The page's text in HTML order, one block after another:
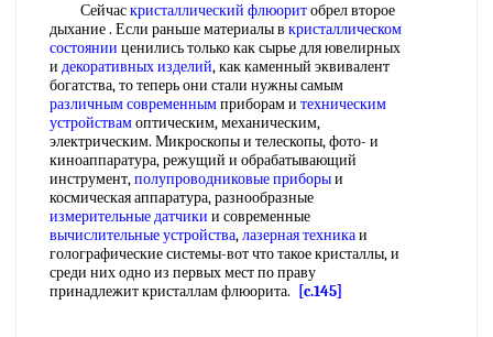
Сейчаскристаллический флюоритобрел второе
дыхание . Если раньше материалы в кристаллическом
состоянии ценились только как сырье для ювелирных
и декоративных изделий, как каменный эквивалент
богатства, то теперь они стали нужны самым
различным современнымприборам и техническим
устройствамоптическим, механическим,
электрическим. Микроскопы и телескопы, фото- и
киноаппаратура, режущий и обрабатывающий
инструмент,полупроводниковые приборыи
космическая аппаратура, разнообразные
измерительные датчики и современные
вычислительные устройства,лазерная техникаи
голографические системы-вот что такое кристаллы, и
среди них одно из первых мест по праву
принадлежит кристаллам флюорита.
[c.145]